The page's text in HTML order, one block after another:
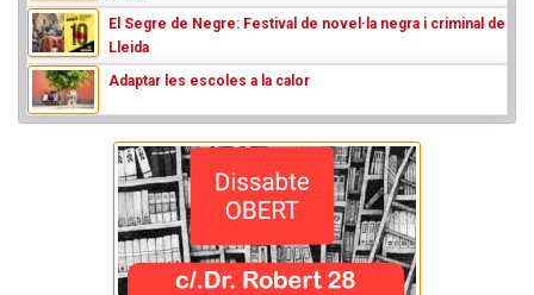
El Segre de Negre: Festival de novel·la negra i criminal de
Lleida
Adaptar les escoles a la calor